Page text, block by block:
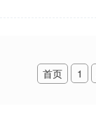
首页 1